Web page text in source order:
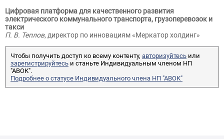
Цифровая платформа для качественного развития
электрического коммунального транспорта, грузоперевозок и
такси
П. В. Теплов, директор по инновациям «Меркатор холдинг»
Чтобы получить доступ ко всему контенту, авторизуйтесь или
зарегистрируйтесь и станьте Индивидуальным членом НП
"АВОК".
Подробнее о статусе Индивидуального члена НП "АВОК"